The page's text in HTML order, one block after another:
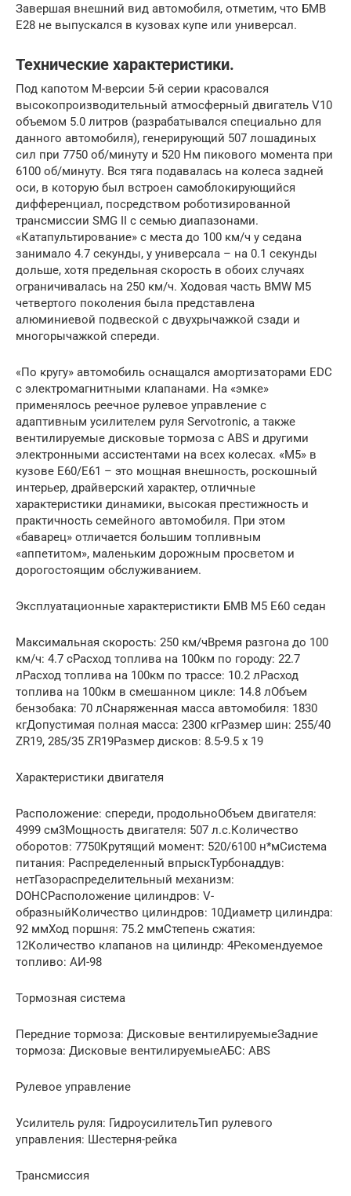
Завершая внешний вид автомобиля, отметим, что БМВ
Е28 не выпускался в кузовах купе или универсал.
Технические характеристики.
Под капотом M-версии 5-й серии красовался
высокопроизводительный атмосферный двигатель V10
объемом 5.0 литров (разрабатывался специально для
данного автомобиля), генерирующий 507 лошадиных
сил при 7750 об/минуту и 520 Нм пикового момента при
6100 об/минуту. Вся тяга подавалась на колеса задней
оси, в которую был встроен самоблокирующийся
дифференциал, посредством роботизированной
трансмиссии SMG II с семью диапазонами.
«Катапультирование» с места до 100 км/ч у седана
занимало 4.7 секунды, у универсала – на 0.1 секунды
дольше, хотя предельная скорость в обоих случаях
ограничивалась на 250 км/ч. Ходовая часть BMW M5
четвертого поколения была представлена
алюминиевой подвеской с двухрычажкой сзади и
многорычажкой спереди.
«По кругу» автомобиль оснащался амортизаторами EDC
с электромагнитными клапанами. На «эмке»
применялось реечное рулевое управление с
адаптивным усилителем руля Servotronic, а также
вентилируемые дисковые тормоза с ABS и другими
электронными ассистентами на всех колесах. «М5» в
кузове E60/E61 – это мощная внешность, роскошный
интерьер, драйверский характер, отличные
характеристики динамики, высокая престижность и
практичность семейного автомобиля. При этом
«баварец» отличается большим топливным
«аппетитом», маленьким дорожным просветом и
дорогостоящим обслуживанием.
Эксплуатационные характеристикти БМВ М5 Е60 седан
Максимальная скорость: 250 км/чВремя разгона до 100
км/ч: 4.7 cРасход топлива на 100км по городу: 22.7
лРасход топлива на 100км по трассе: 10.2 лРасход
топлива на 100км в смешанном цикле: 14.8 лОбъем
бензобака: 70 лСнаряженная масса автомобиля: 1830
кгДопустимая полная масса: 2300 кгРазмер шин: 255/40
ZR19, 285/35 ZR19Размер дисков: 8.5-9.5 х 19
Характеристики двигателя
Расположение: спереди, продольноОбъем двигателя:
4999 см3Мощность двигателя: 507 л.с.Количество
оборотов: 7750Крутящий момент: 520/6100 н*мСистема
питания: Распределенный впрыскТурбонаддув:
нетГазораспределительный механизм:
DOHCРасположение цилиндров: V-
образныйКоличество цилиндров: 10Диаметр цилиндра:
92 ммХод поршня: 75.2 ммСтепень сжатия:
12Количество клапанов на цилиндр: 4Рекомендуемое
топливо: АИ-98
Тормозная система
Передние тормоза: Дисковые вентилируемыеЗадние
тормоза: Дисковые вентилируемыеАБС: ABS
Рулевое управление
Усилитель руля: ГидроусилительТип рулевого
управления: Шестерня-рейка
Трансмиссия